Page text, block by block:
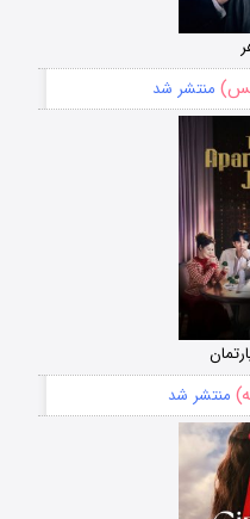
منتشر شد
منتشر شد